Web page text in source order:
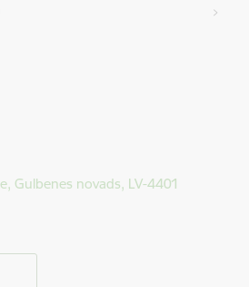
Gulbenes novads, LV-4401